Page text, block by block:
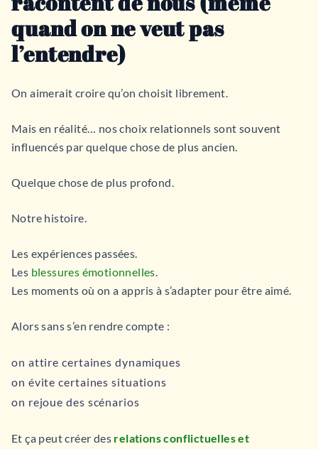
quand on ne veut pas
l’entendre)
On aimerait croire qu’on choisit librement.
Mais en réalité… nos choix relationnels sont souvent
influencés par quelque chose de plus ancien.
Quelque chose de plus profond.
Notre histoire.
Les expériences passées.
Les blessures émotionnelles.
Les moments où on a appris à s’adapter pour être aimé.
Alors sans s’en rendre compte :
on attire certaines dynamiques
on évite certaines situations
on rejoue des scénarios
Et ça peut créer des relations conflictuelles et